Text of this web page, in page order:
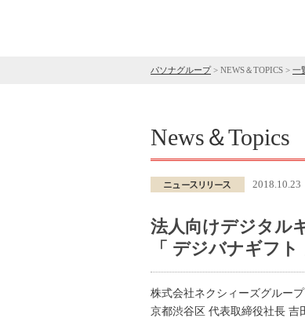
パソナグループ> NEWS＆TOPICS > 一
News＆Topics
2018.10.23
法人向けデジタル
「 デジバナギフ
株式会社ネクシィーズグルー
京都渋谷区 代表取締役社長 吉